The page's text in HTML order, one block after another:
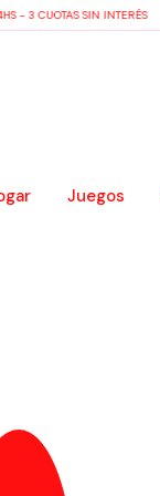
- 3 CUOTAS SIN INTERÉS
Juegos